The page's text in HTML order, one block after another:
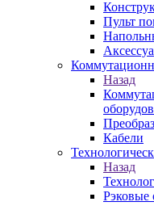
Пульт
Назад
Кабели
Назад